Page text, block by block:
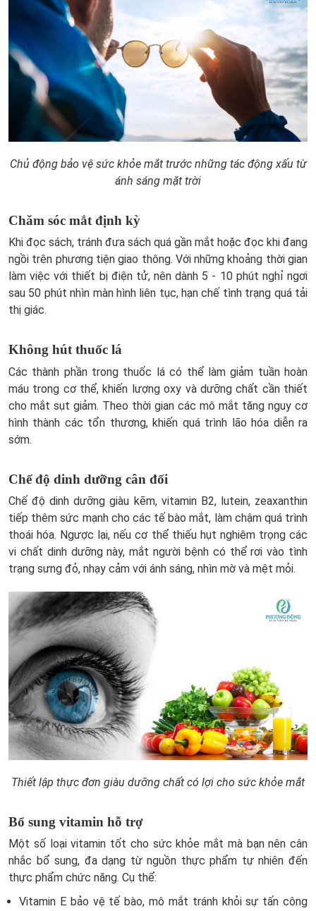
Chủ động bảo vệ sức khỏe mắt trước những tác động xấu từ
ánh sáng mặt trời
Chăm sóc mắt định kỳ
Khi đọc sách, tránh đưa sách quá gần mắt hoặc đọc khi đang
ngồi trên phương tiện giao thông. Với những khoảng thời gian
làm việc với thiết bị điện tử, nên dành 5 - 10 phút nghỉ ngơi
sau 50 phút nhìn màn hình liên tục, hạn chế tình trạng quá tải
thị giác.
Không hút thuốc lá
Các thành phần trong thuốc lá có thể làm giảm tuần hoàn
máu trong cơ thể, khiến lượng oxy và dưỡng chất cần thiết
cho mắt sụt giảm. Theo thời gian các mô mắt tăng nguy cơ
hình thành các tổn thương, khiến quá trình lão hóa diễn ra
sớm.
Chế độ dinh dưỡng cân đối
Chế độ dinh dưỡng giàu kẽm, vitamin B2, lutein, zeaxanthin
tiếp thêm sức mạnh cho các tế bào mắt, làm chậm quá trình
thoái hóa. Ngược lại, nếu cơ thể thiếu hụt nghiêm trọng các
vi chất dinh dưỡng này, mắt người bệnh có thể rơi vào tình
trạng sưng đỏ, nhạy cảm với ánh sáng, nhìn mờ và mệt mỏi.
Thiết lập thực đơn giàu dưỡng chất có lợi cho sức khỏe mắt
Bổ sung vitamin hỗ trợ
Một số loại vitamin tốt cho sức khỏe mắt mà bạn nên cân
nhắc bổ sung, đa dạng từ nguồn thực phẩm tự nhiên đến
thực phẩm chức năng. Cụ thể:
Vitamin E bảo vệ tế bào, mô mắt tránh khỏi sự tấn công